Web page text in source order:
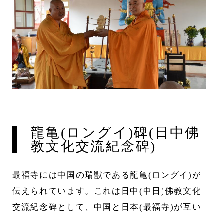
龍亀(ロングイ)碑(日中佛
教文化交流紀念碑)
最福寺には中国の瑞獣である龍亀(ロングイ)が
伝えられています。これは日中(中日)佛教文化
交流紀念碑として、中国と日本(最福寺)が互い